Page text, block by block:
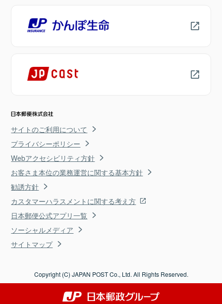
サイトのご利用について
プライバシーポリシー
Webアクセシビリティ方針
お客さま本位の業務運営に関する基本方針
勧誘方針
カスタマーハラスメントに関する考え方
日本郵便公式アプリ一覧
ソーシャルメディア
サイトマップ
Copyright (C) JAPAN POST Co., Ltd. All Rights Reserved.